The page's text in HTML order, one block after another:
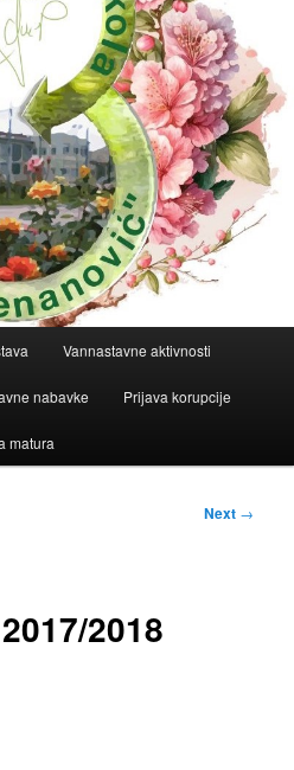
Vannastavne aktivnosti
nabavke Prijava korupcije
matura
Next →
2018